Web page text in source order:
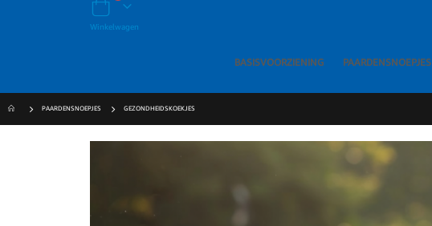
Winkelwagen
BASISVOORZIENING PAARDENSNOEPJES
PAARDENSNOEPJES GEZONDHEIDSKOEKJES